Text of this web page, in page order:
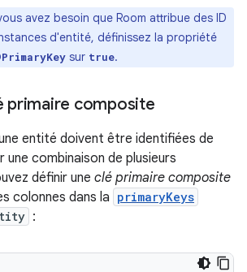
avez besoin que Room attribue des ID
d'entité, définissez la propriété
sur true.
primaire composite
entité doivent être identifiées de
une combinaison de plusieurs
définir une clé primaire composite
colonnes dans la primaryKeys
: